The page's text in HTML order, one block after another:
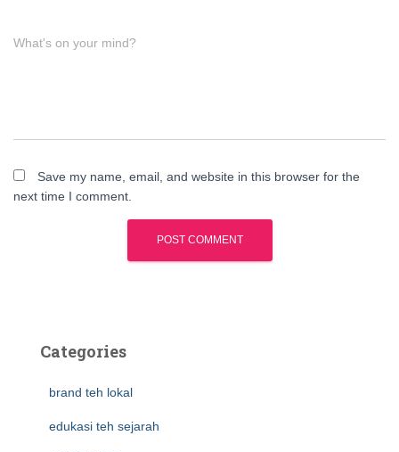
What's on your mind?
Save my name, email, and website in this browser for the
next time I comment.
Categories
brand teh lokal
edukasi teh sejarah